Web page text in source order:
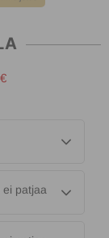
ei patjaa